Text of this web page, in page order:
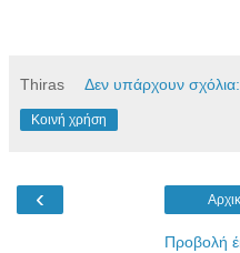
Thiras Δεν υπάρχουν σχόλια:
Κοινή χρήση
‹
Προβολή